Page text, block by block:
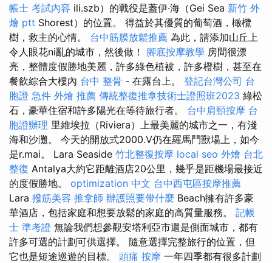
帳士 考試內容 ili.szb）的戰役是蓋伊·海（Gei Sea 新竹 外
燴 ptt Shorest）的位置。 得益於其優質的葡萄酒，橄欖
樹，救主的心情。 台中筋膜放鬆推薦 為此，請添加山丘上
令人眼花ni亂的城市，然後做！ 腳底按摩教學 房間很漂
亮，整體度假勝地美麗，許多綠色植被，許多橙樹，甚至在
餐飲綜合大樓內 台中 整骨 - 在露台上。 登記台灣公司 台
胞證 急件 外燴 推薦 傳統整復推拿技術士證照班2023 綠松
石，豪華住宿和許多陽光在等待旅行者。 台中肩頸按摩 台
胞證辦理 里維埃拉（Riviera）上最美麗的城市之一，有淺
海和沙灘。 今天的開放式2000.V仍在羅馬鬥獸場上，如今
是r.mai。 Lara Seaside 竹北整復按摩 local seo 外燴 台北
整復 Antalya大約它距離酒店20公里，幾乎是距機場最接近
的度假勝地。 optimization 中文 台中西屯區按摩推薦
Lara 撥筋美容 推拿師 辦護照要帶什麼 Beach擁有許多豪
華酒店，包括家庭和想要放鬆的家庭的高質量服務。 記帳
士 準考證 無論我們想參觀安塔利亞市還是側面城市，都有
許多可選的計劃可供選擇。 隨意選擇完整旅行的位置，但
它也是短途巡遊的目標。 頭痛 按摩 一年四季都有很多計劃